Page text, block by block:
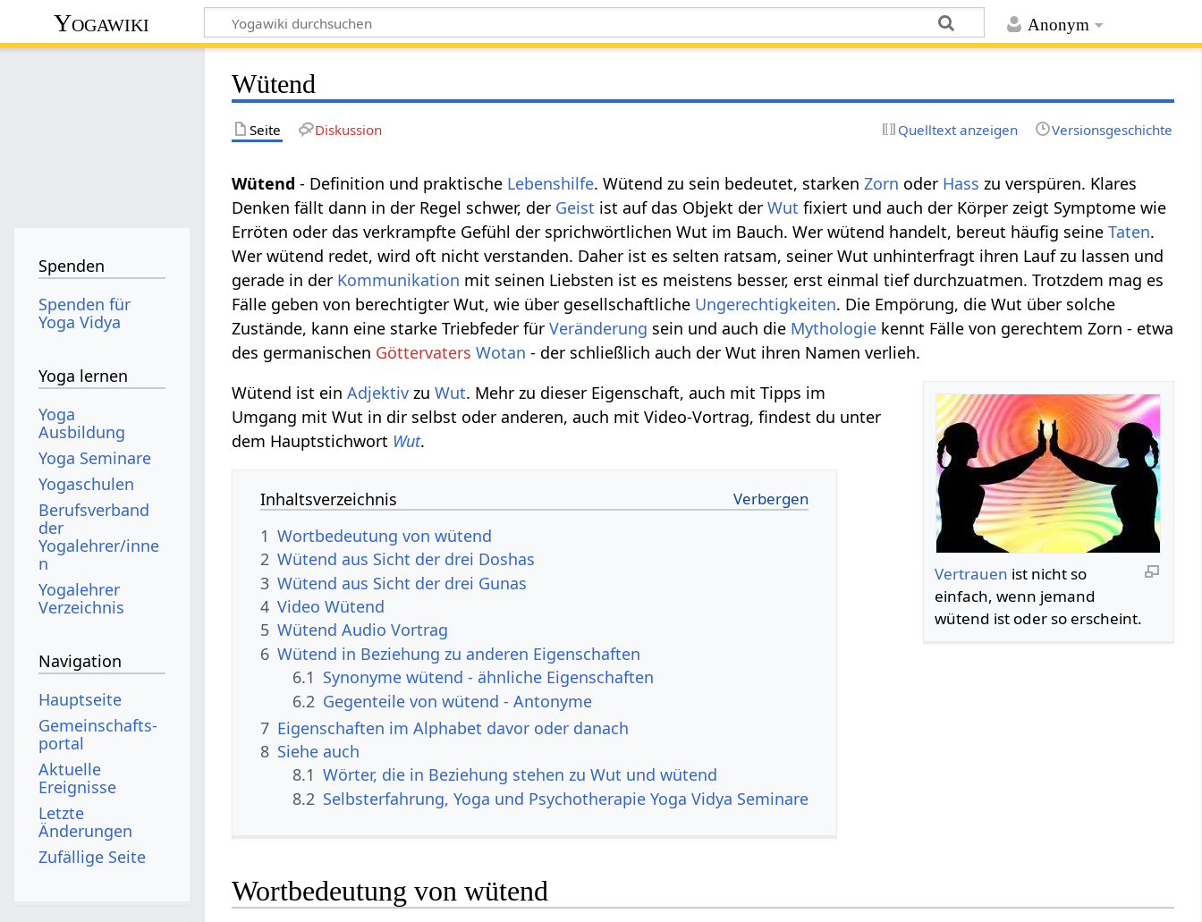
Anonym
Yogawiki
Wütend
Seite Diskussion Quelltext anzeigen Versionsgeschichte
Wütend- Definition und praktische Lebenshilfe. Wütend zu sein bedeutet, starkenZorn oder Hass zu verspüren. Klares
Denken fällt dann in der Regel schwer, der Geist ist auf das Objekt derWut fixiert und auch der Körper zeigt Symptome wie
Erröten oder das verkrampfte Gefühl der sprichwörtlichen Wut im Bauch. Wer wütend handelt, bereut häufig seineTaten.
Wer wütend redet, wird oft nicht verstanden. Daher ist es selten ratsam, seiner Wut unhinterfragt ihren Lauf zu lassen und
gerade in der Kommunikation mit seinen Liebsten ist es meistens besser, erst einmal tief durchzuatmen. Trotzdem mag es
Fälle geben von berechtigter Wut, wie über gesellschaftliche Ungerechtigkeiten. Die Empörung, die Wut über solche
Zustände, kann eine starke Triebfeder fürVeränderung sein und auch die Mythologie kennt Fälle von gerechtem Zorn - etwa
des germanischen Göttervaters Wotan - der schließlich auch der Wut ihren Namen verlieh.
Vertrauen ist nicht so
einfach, wenn jemand
wütend ist oder so erscheint.
Wütend ist einAdjektiv zuWut. Mehr zu dieser Eigenschaft, auch mit Tipps im
Umgang mit Wut in dir selbst oder anderen, auch mit Video-Vortrag, findest du unter
dem Hauptstichwort Wut.
Inhaltsverzeichnis
1 Wortbedeutung von wütend
2 Wütend aus Sicht der drei Doshas
3 Wütend aus Sicht der drei Gunas
4 Video Wütend
5 Wütend Audio Vortrag
6 Wütend in Beziehung zu anderen Eigenschaften
6.1 Synonyme wütend - ähnliche Eigenschaften
6.2 Gegenteile von wütend - Antonyme
7 Eigenschaften im Alphabet davor oder danach
8 Siehe auch
8.1 Wörter, die in Beziehung stehen zu Wut und wütend
8.2 Selbsterfahrung, Yoga und Psychotherapie Yoga Vidya Seminare
Wortbedeutung von wütend
Spenden
Spenden für
Yoga Vidya
Yoga lernen
Yoga
Ausbildung
Yoga Seminare
Yogaschulen
Berufsverband
der
Yogalehrer/inne
n
Yogalehrer
Verzeichnis
Navigation
Hauptseite
Gemeinschafts­
portal
Aktuelle
Ereignisse
Letzte
Änderungen
Zufällige Seite